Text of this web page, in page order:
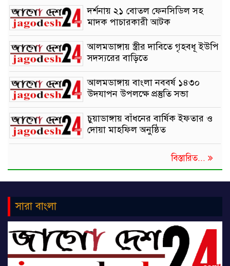
দর্শনায় ২১ বোতল ফেনসিডিল সহ
মাদক পাচারকারী আটক
আলমডাঙ্গায় স্ত্রীর দাবিতে গৃহবধূ ইউপি
সদস্যরের বাড়িতে
আলমডাঙ্গায় বাংলা নববর্ষ ১৪৩০
উদযাপন উপলক্ষে প্রস্তুতি সভা
চুয়াডাঙ্গায় বাঁধনের বার্ষিক ইফতার ও
দোয়া মাহফিল অনুষ্ঠিত
বিস্তারিত...
সারা বাংলা